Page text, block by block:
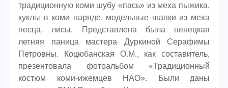
традиционную коми шубу «пась» из меха пыжика,
куклы в коми наряде, модельные шапки из меха
песца, лисы. Представлена была ненецкая
летняя паница мастера Дуркиной Серафимы
Петровны. Коцюбанская О.М., как составитель,
презентовала фотоальбом «Традиционный
костюм коми-ижемцев НАО». Были даны